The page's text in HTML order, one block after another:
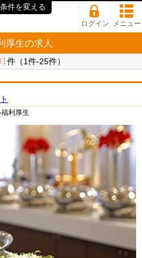
ログイン メニュー
厚生の求人
件（1件-25件）
福利厚生
件を変える